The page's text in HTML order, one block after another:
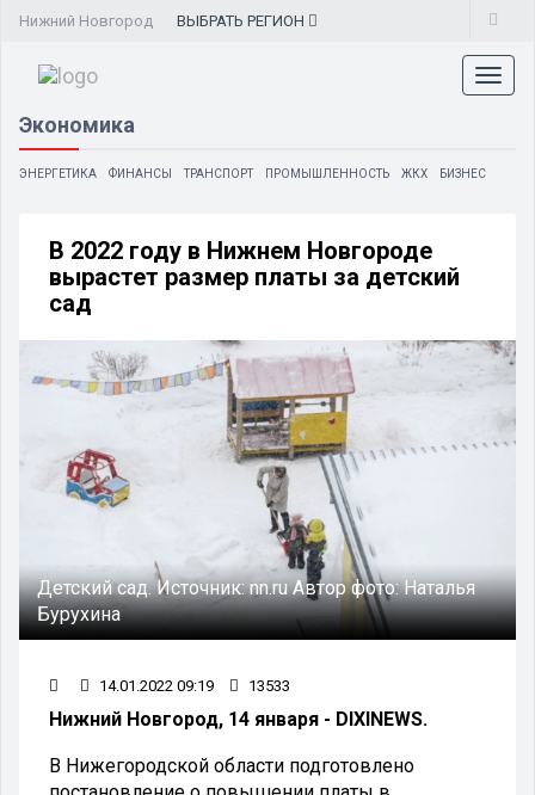
Нижний Новгород ВЫБРАТЬ РЕГИОН
Экономика
ЭНЕРГЕТИКА ФИНАНСЫ ТРАНСПОРТ ПРОМЫШЛЕННОСТЬ ЖКХ БИЗНЕС
В 2022 году в Нижнем Новгороде
вырастет размер платы за детский
сад
Детский сад.Источник:nn.ruАвтор фото:Наталья
Бурухина
14.01.2022 09:19 13533
Нижний Новгород, 14 января - DIXINEWS.
В Нижегородской области подготовлено